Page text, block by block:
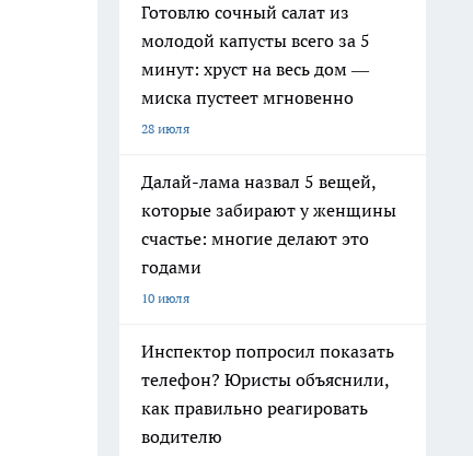
Готовлю сочный салат из
молодой капусты всего за 5
минут: хруст на весь дом —
миска пустеет мгновенно
28 июля
Далай-лама назвал 5 вещей,
которые забирают у женщины
счастье: многие делают это
годами
10 июля
Инспектор попросил показать
телефон? Юристы объяснили,
как правильно реагировать
водителю